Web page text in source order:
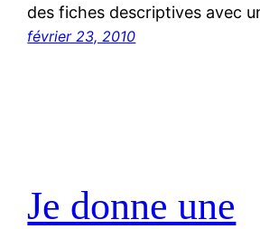
des fiches descriptives avec
février 23, 2010
Je donne une